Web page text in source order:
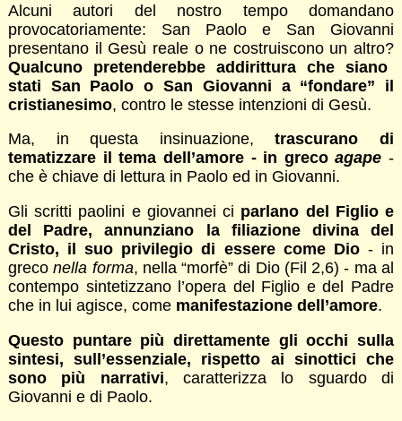
Alcuni autori del nostro tempo domandano
provocatoriamente: San Paolo e San Giovanni
presentano il Gesù reale o ne costruiscono un altro?
Qualcuno pretenderebbe addirittura che siano
stati San Paolo o San Giovanni a “fondare” il
cristianesimo, contro le stesse intenzioni di Gesù.
Ma, in questa insinuazione,trascurano di
tematizzare il tema dell’amore - in grecoagape -
che è chiave di lettura in Paolo ed in Giovanni.
Gli scritti paolini e giovannei ci parlano del Figlio e
del Padre, annunziano la filiazione divina del
Cristo, il suo privilegio di essere come Dio- in
greconella forma, nella “morfè” di Dio (Fil 2,6) - ma al
contempo sintetizzano l’opera del Figlio e del Padre
che in lui agisce, come manifestazione dell’amore.
Questo puntare più direttamente gli occhi sulla
sintesi, sull’essenziale, rispetto ai sinottici che
sono più narrativi, caratterizza lo sguardo di
Giovanni e di Paolo.